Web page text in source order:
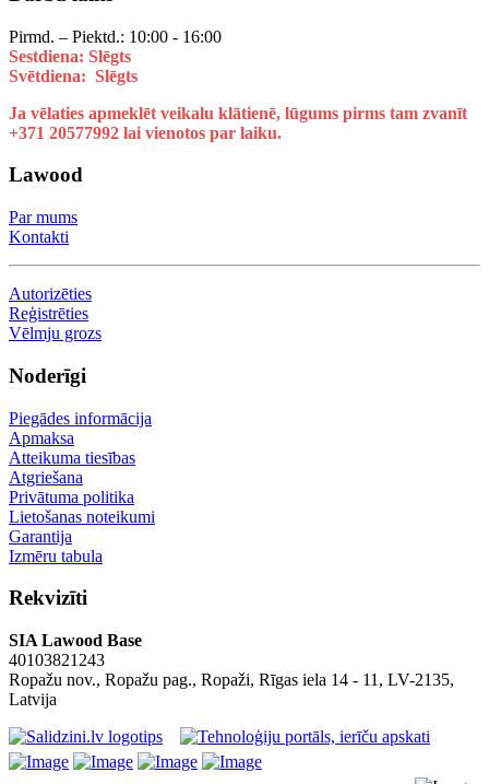
Pirmd. – Piektd.: 10:00 - 16:00
Sestdiena: Slēgts
Svētdiena: Slēgts
Ja vēlaties apmeklēt veikalu klātienē, lūgums pirms tam zvanīt
+371 20577992 lai vienotos par laiku.
Lawood
Par mums
Kontakti
Autorizēties
Reģistrēties
Vēlmju grozs
Noderīgi
Piegādes informācija
Apmaksa
Atteikuma tiesības
Atgriešana
Privātuma politika
Lietošanas noteikumi
Garantija
Izmēru tabula
Rekvizīti
SIA Lawood Base
40103821243
Ropažu nov., Ropažu pag., Ropaži, Rīgas iela 14 - 11, LV-2135,
Latvija